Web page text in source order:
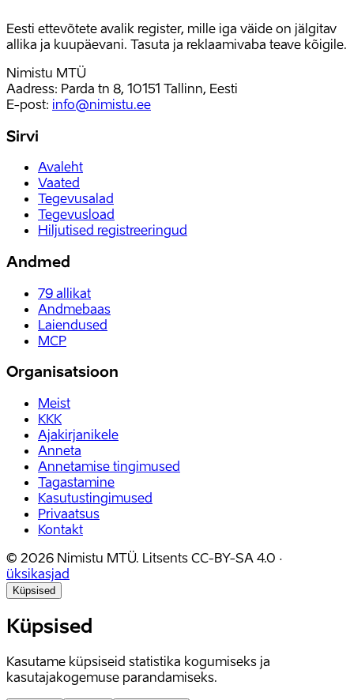
Eesti ettevõtete avalik register, mille iga väide on jälgitav
allika ja kuupäevani. Tasuta ja reklaamivaba teave kõigile.
Nimistu MTÜ
Aadress: Parda tn 8, 10151 Tallinn, Eesti
E-post: info@nimistu.ee
Sirvi
Avaleht
Vaated
Tegevusalad
Tegevusload
Hiljutised registreeringud
Andmed
79 allikat
Andmebaas
Laiendused
MCP
Organisatsioon
Meist
KKK
Ajakirjanikele
Anneta
Annetamise tingimused
Tagastamine
Kasutustingimused
Privaatsus
Kontakt
© 2026 Nimistu MTÜ. Litsents CC-BY-SA 4.0 ·
üksikasjad
Küpsised
Küpsised
Kasutame küpsiseid statistika kogumiseks ja
kasutajakogemuse parandamiseks.